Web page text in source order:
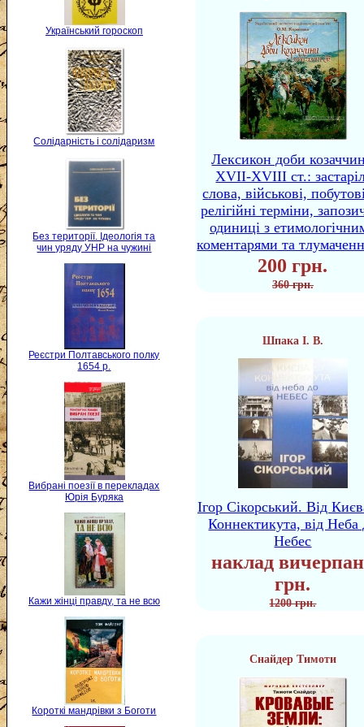
Український гороскоп
Солідарність і солідаризм
Без території. Ідеологія та
чин уряду УНР на чужині
Реєстри Полтавського полку
1654 р.
Вибрані поезії в перекладах
Юрія Буряка
Кажи жінці правду, та не всю
Короткі мандрівки з Боготи
Лексикон доби
XVII-XVIII ст.:
слова, військові,
релігійні терміни,
одиниці з
коментарями та
200 грн.
360 грн.
Шпака І. В.
Ігор Сікорський. Від
Коннектикута, від Неба
Небес
наклад
грн.
1200 грн.
Снайдер Тимоти